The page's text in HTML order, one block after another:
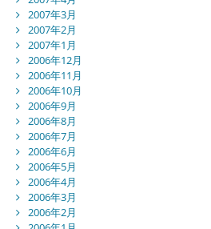
2007年3月
2007年2月
2007年1月
2006年12月
2006年11月
2006年10月
2006年9月
2006年8月
2006年7月
2006年6月
2006年5月
2006年4月
2006年3月
2006年2月